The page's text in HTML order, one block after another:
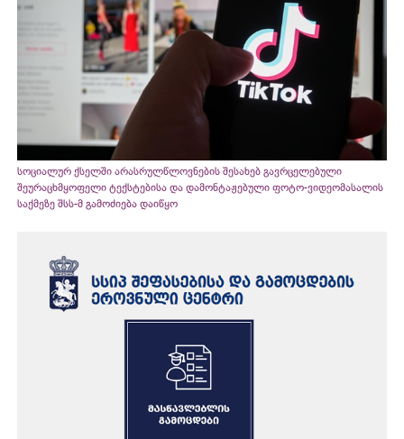
სოციალურ ქსელში არასრულწლოვნების შესახებ გავრცელებული
შეურაცხმყოფელი ტექსტებისა და დამონტაჟებული ფოტო-ვიდეომასალის
საქმეზე შსს-მ გამოძიება დაიწყო